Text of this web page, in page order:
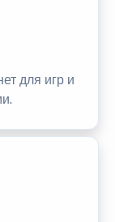
для игр и